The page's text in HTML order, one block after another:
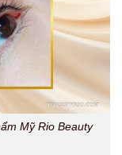
Mỹ Rio Beauty